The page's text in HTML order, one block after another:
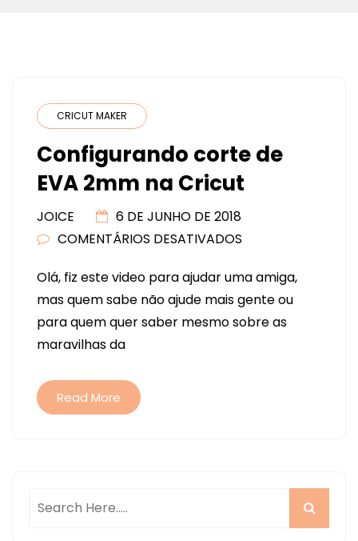
CRICUT MAKER
Configurando corte de
EVA 2mm na Cricut
JOICE
6 DE JUNHO DE 2018
COMENTÁRIOS DESATIVADOS
CORTE
DE
EVA
Olá, fiz este video para ajudar uma amiga,
mas quem sabe não ajude mais gente ou
para quem quer saber mesmo sobre as
maravilhas da
Read More